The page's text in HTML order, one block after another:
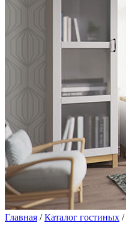
Главная /Каталог гостиных /